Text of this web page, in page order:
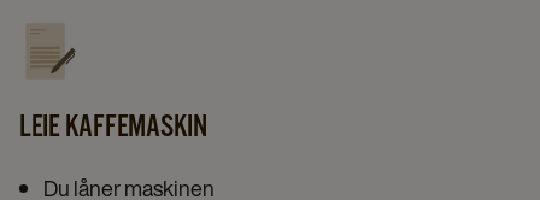
LEIE KAFFEMASKIN
Du låner maskinen